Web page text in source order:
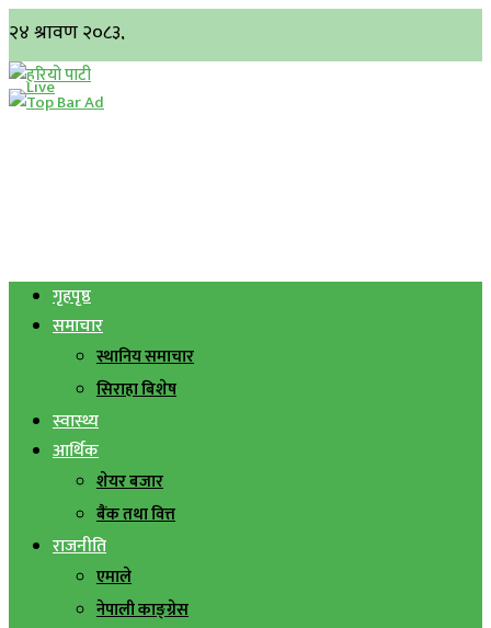
गृहपृष्ठ
समाचार
स्थानिय समाचार
सिराहा बिशेष
स्वास्थ्य
आर्थिक
शेयर बजार
बैंक तथा वित्त
राजनीति
एमाले
नेपाली काङ्ग्रेस